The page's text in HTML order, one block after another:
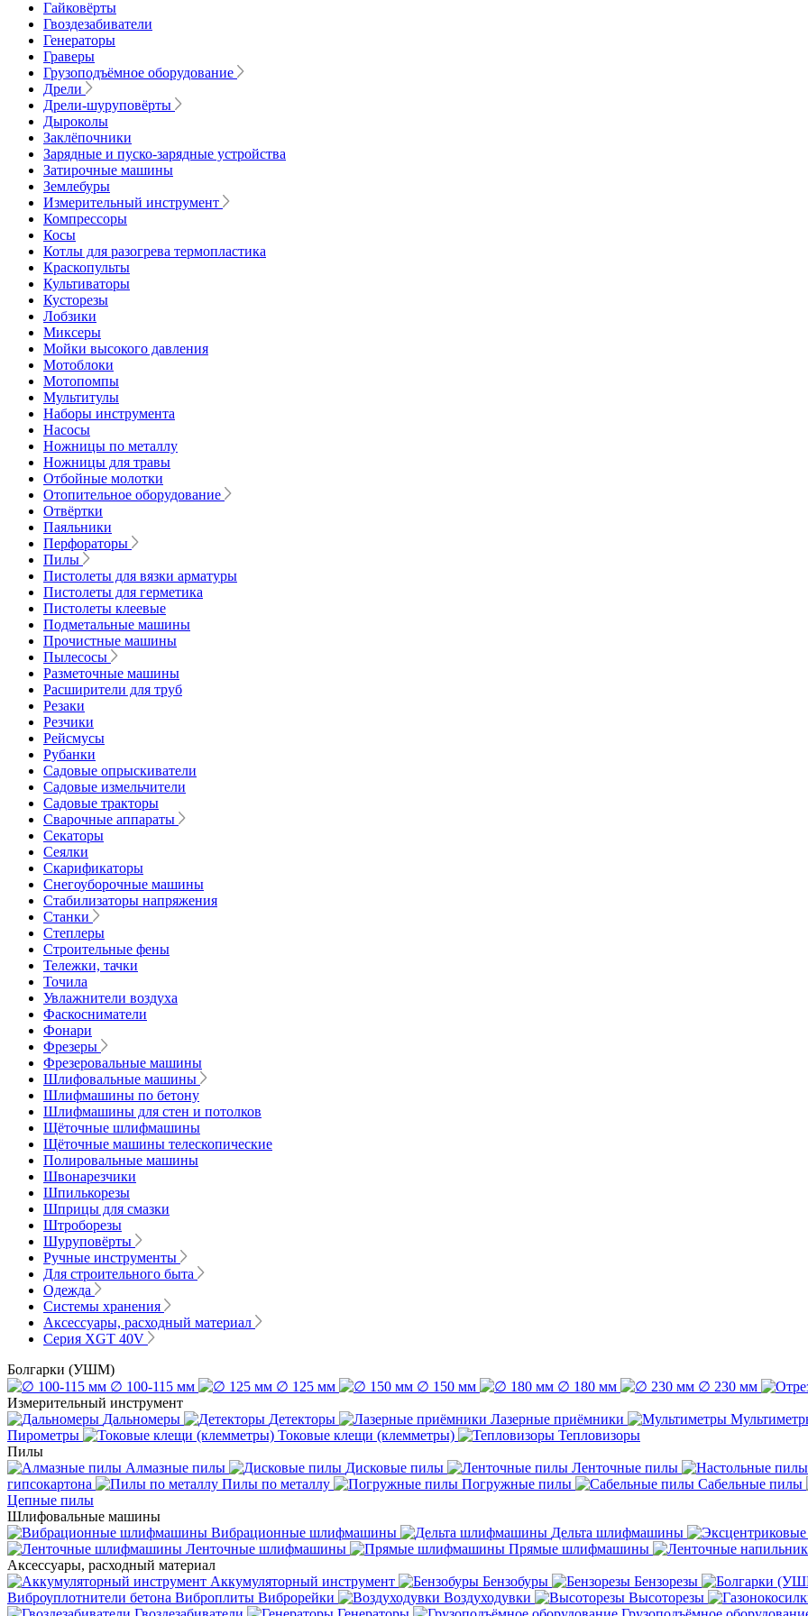
Гайковёрты
Гвоздезабиватели
Генераторы
Граверы
Грузоподъёмное оборудование
Дрели
Дрели-шуруповёрты
Дыроколы
Заклёпочники
Зарядные и пуско-зарядные устройства
Затирочные машины
Землебуры
Измерительный инструмент
Компрессоры
Косы
Котлы для разогрева термопластика
Краскопульты
Культиваторы
Кусторезы
Лобзики
Миксеры
Мойки высокого давления
Мотоблоки
Мотопомпы
Мультитулы
Наборы инструмента
Насосы
Ножницы по металлу
Ножницы для травы
Отбойные молотки
Отопительное оборудование
Отвёртки
Паяльники
Перфораторы
Пилы
Пистолеты для вязки арматуры
Пистолеты для герметика
Пистолеты клеевые
Подметальные машины
Прочистные машины
Пылесосы
Разметочные машины
Расширители для труб
Резаки
Резчики
Рейсмусы
Рубанки
Садовые опрыскиватели
Садовые измельчители
Садовые тракторы
Сварочные аппараты
Секаторы
Сеялки
Скарификаторы
Снегоуборочные машины
Стабилизаторы напряжения
Станки
Степлеры
Строительные фены
Тележки, тачки
Точила
Увлажнители воздуха
Фаскосниматели
Фонари
Фрезеры
Фрезеровальные машины
Шлифовальные машины
Шлифмашины по бетону
Шлифмашины для стен и потолков
Щёточные шлифмашины
Щёточные машины телескопические
Полировальные машины
Швонарезчики
Шпилькорезы
Шприцы для смазки
Штроборезы
Шуруповёрты
Ручные инструменты
Для строительного быта
Одежда
Системы хранения
Аксессуары, расходный материал
Серия XGT 40V
Болгарки (УШМ)
∅ 100-115 мм
∅ 125 мм ∅ 150 мм ∅ 180 мм
∅ 230 мм
Измерительный инструмент
Дальномеры
Детекторы Лазерные приёмники
Пирометры
Токовые клещи (клемметры)
Тепловизоры
Пилы
Алмазные пилы
Дисковые пилы
Ленточные пилы
гипсокартона
Пилы по металлу Погружные пилы
Сабельные пилы
Цепные пилы
Шлифовальные машины
Вибрационные шлифмашины
Дельта шлифмашины
Ленточные шлифмашины
Прямые шлифмашины
Аксессуары, расходный материал
Аккумуляторный инструмент
Бензобуры
Бензорезы
Виброуплотнители бетона Виброплиты Виброрейки Воздуходувки
Высоторезы